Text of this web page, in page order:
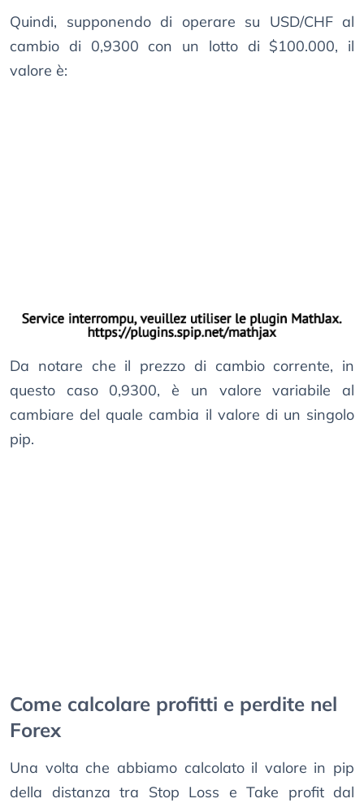
Quindi, supponendo di operare su USD/CHF al
cambio di 0,9300 con un lotto di $100.000, il
valore è:
Da notare che il prezzo di cambio corrente, in
questo caso 0,9300, è un valore variabile al
cambiare del quale cambia il valore di un singolo
pip.
Come calcolare profitti e perdite nel
Forex
Una volta che abbiamo calcolato il valore in pip
della distanza tra Stop Loss e Take profit dal